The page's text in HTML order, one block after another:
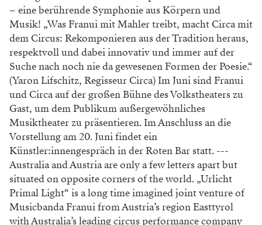
– eine berührende Symphonie aus Körpern und
Musik! „Was Franui mit Mahler treibt, macht Circa mit
dem Circus: Rekomponieren aus der Tradition heraus,
respektvoll und dabei innovativ und immer auf der
Suche nach noch nie da gewesenen Formen der Poesie.“
(Yaron Lifschitz, Regisseur Circa) Im Juni sind Franui
und Circa auf der großen Bühne des Volkstheaters zu
Gast, um dem Publikum außergewöhnliches
Musiktheater zu präsentieren. Im Anschluss an die
Vorstellung am 20. Juni findet ein
Künstler:innengespräch in der Roten Bar statt. ---
Australia and Austria are only a few letters apart but
situated on opposite corners of the world. „Urlicht
Primal Light“ is a long time imagined joint venture of
Musicbanda Franui from Austria’s region Easttyrol
with Australia’s leading circus performance company